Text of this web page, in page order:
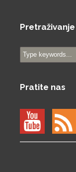
Pretraživanje
Pratite nas